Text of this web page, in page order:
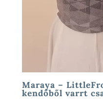
Maraya –
kendőből varrt